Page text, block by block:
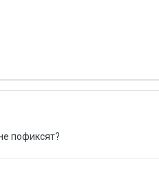
пофиксят?